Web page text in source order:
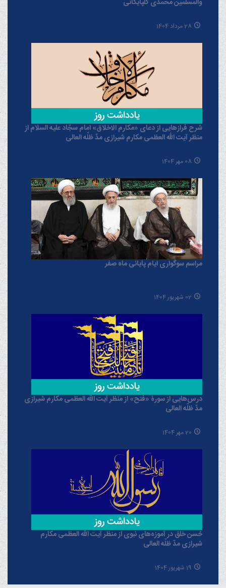
والمسلمین محمدی گلپایگانی
28 مرداد 1404
شرح فرازهایی از دعای «مکارم الاخلاق» امام سجّاد علیه السلام از
منظر آیت الله العظمی مکارم شیرازی مدّ ظلّه العالی
08 مهر 1404
مراسم سوگواری ایام پایانی ماه صفر
02 شهریور 1404
درس‌هایی از سورۀ «فتح» از منظر آیت الله العظمی مکارم شیرازی
مدّ ظلّه العالی
20 مهر 1404
حُسن خلق در آموزه‌های نبوی از منظر آیت الله العظمی مکارم
شیرازی مدّ ظلّه العالی
19 شهریور 1404